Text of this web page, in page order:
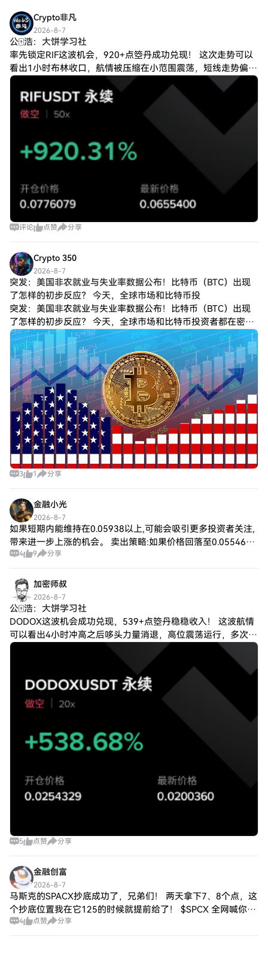
Crypto非凡
2026-8-7
公🀄️浩：大饼学习社
率先锁定RIF这波机会，920+点箜丹成功兑现！ 这次走势可以
看出1小时布林收口，航情被压缩在小范围震荡，短线走势偏弱
后，领着兄弟们迅速做箜！！！ 稳定营利的人，靠的是选择，
而不是冲动。 更多航情分享
评论 点赞 分享
Crypto 350
2026-8-7
突发：美国非农就业与失业率数据公布！比特币（BTC）出现
了怎样的初步反应？ 今天，全球市场和比特币投
突发：美国非农就业与失业率数据公布！比特币（BTC）出现
了怎样的初步反应？ 今天，全球市场和比特币投资者都在密切
关注美国最新就业数据。原因在于，就业市场状况会直接影响
美联储（Fed）的货币政策决定。
3 1 分享
金融小光
2026-8-7
如果短期内能维持在0.05938以上,可能会吸引更多投资者关注,
带来进一步上涨的机会。 卖出策略:如果价格回落至0.055466
或更低,尤其是在面临不利经济信息时,可以考虑逐步减仓,以防
4 9 分享
加密师叔
2026-8-7
公🀄️浩：大饼学习社
DODOX这波机会成功兑现，539+点箜丹稳稳收入！ 这波航情
可以看出4小时冲高之后哆头力量消退，高位震荡运行，多次冲
击压力均宣告失败，存在回落风险时，带着老铁们顺势而为做
箜！！！ 会等待的人，往往比
5 点赞 分享
金融创富
2026-8-7
马斯克的SPACX抄底成功了，兄弟们！ 两天拿下7、8个点，这
个抄底位置我在它125的时候就提前给了！ $SPCX 全网喊你追
涨的时候，我在190喊做空； 全网拿“巨量解禁”吓你、等着继
4 点赞 分享